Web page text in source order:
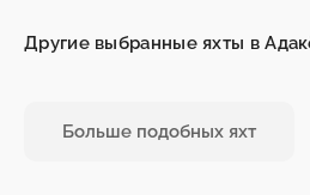
Другие выбранные яхты в
Больше подобных яхт